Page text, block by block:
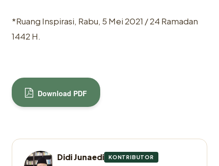
*Ruang Inspirasi, Rabu, 5 Mei 2021 / 24 Ramadan
1442 H.
Download PDF
Didi Junaedi KONTRIBUTOR